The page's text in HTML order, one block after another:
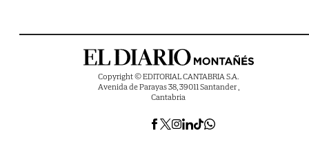
Copyright © EDITORIAL CANTABRIA S.A.
Avenida de Parayas 38, 39011 Santander ,
Cantabria